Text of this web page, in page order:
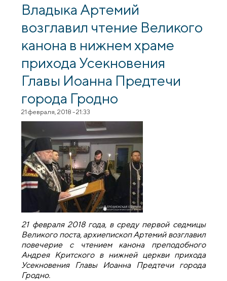
Владыка Артемий
возглавил чтение Великого
канона в нижнем храме
прихода Усекновения
Главы Иоанна Предтечи
города Гродно
21 февраля, 2018 - 21:33
21 февраля 2018 года, в среду первой седмицы
Великого поста, архиепископ Артемий возглавил
повечерие с чтением канона преподобного
Андрея Критского в нижней церкви прихода
Усекновения Главы Иоанна Предтечи города
Гродно.